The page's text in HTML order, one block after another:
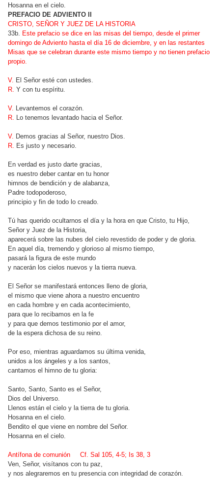
Hosanna en el cielo.
PREFACIO DE ADVIENTO II
CRISTO, SEÑOR Y JUEZ DE LA HISTORIA
33b. Este prefacio se dice en las misas del tiempo, desde el primer
domingo de Adviento hasta el día 16 de diciembre, y en las restantes
Misas que se celebran durante este mismo tiempo y no tienen prefacio
propio.
V. El Señor esté con ustedes.
R. Y con tu espíritu.
V. Levantemos el corazón.
R. Lo tenemos levantado hacia el Señor.
V. Demos gracias al Señor, nuestro Dios.
R. Es justo y necesario.
En verdad es justo darte gracias,
es nuestro deber cantar en tu honor
himnos de bendición y de alabanza,
Padre todopoderoso,
principio y fin de todo lo creado.
Tú has querido ocultarnos el día y la hora en que Cristo, tu Hijo,
Señor y Juez de la Historia,
aparecerá sobre las nubes del cielo revestido de poder y de gloria.
En aquel día, tremendo y glorioso al mismo tiempo,
pasará la figura de este mundo
y nacerán los cielos nuevos y la tierra nueva.
El Señor se manifestará entonces lleno de gloria,
el mismo que viene ahora a nuestro encuentro
en cada hombre y en cada acontecimiento,
para que lo recibamos en la fe
y para que demos testimonio por el amor,
de la espera dichosa de su reino.
Por eso, mientras aguardamos su última venida,
unidos a los ángeles y a los santos,
cantamos el himno de tu gloria:
Santo, Santo, Santo es el Señor,
Dios del Universo.
Llenos están el cielo y la tierra de tu gloria.
Hosanna en el cielo.
Bendito el que viene en nombre del Señor.
Hosanna en el cielo.
Antífona de comunión Cf. Sal 105, 4-5; Is 38, 3
Ven, Señor, visítanos con tu paz,
y nos alegraremos en tu presencia con integridad de corazón.